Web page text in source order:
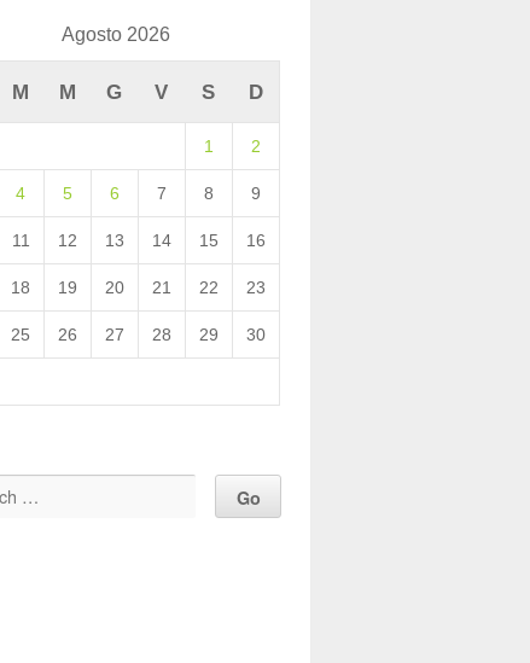
Agosto 2026
M M G V S D
1 2
4 5 6 7 8 9
11 12 13 14 15 16
18 19 20 21 22 23
25 26 27 28 29 30